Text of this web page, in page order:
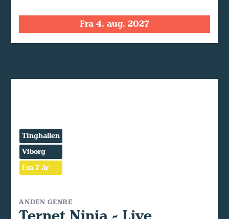
Fra 4. aug. 2027
Tinghallen
Viborg
Fra 7 år
ANDEN GENRE